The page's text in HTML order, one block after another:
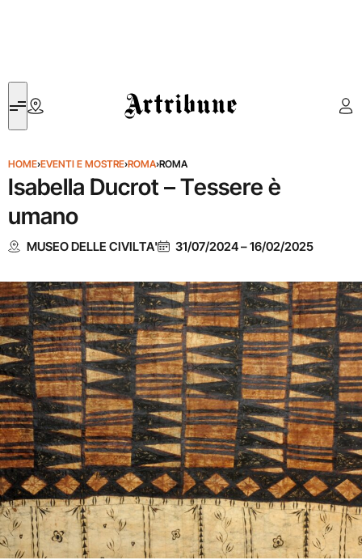
Artribune
HOME›EVENTI E MOSTRE›ROMA›ROMA
Isabella Ducrot – Tessere è
umano
MUSEO DELLE CIVILTA' 31/07/2024–16/02/2025